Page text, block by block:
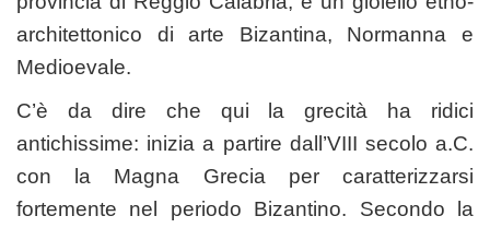
architettonico di arte Bizantina, Normanna e
Medioevale.
C’è da dire che qui la grecità ha ridici
antichissime: inizia a partire dall’VIII secolo a.C.
con la Magna Grecia per caratterizzarsi
fortemente nel periodo Bizantino. Secondo la